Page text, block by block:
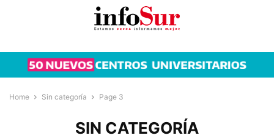
Home Sin categoría Page 3
SIN CATEGORÍA